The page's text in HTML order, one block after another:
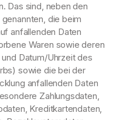
Das sind, neben den
die beim
anfallenden Daten
Waren sowie deren
und Datum/Uhrzeit des
sowie die bei der
anfallenden Daten
Zahlungsdaten,
Kreditkartendaten,